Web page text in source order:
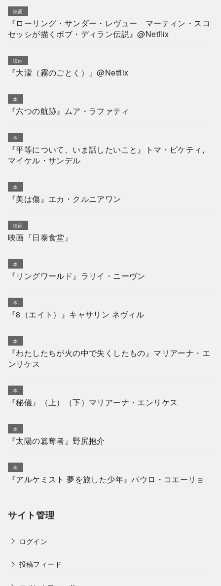
映画
『ローリング・サンダー・レヴュー マーティン・スコ
セッシが描くボブ・ディラン伝説』@Netflix
映画
『大濛（霧のごとく）』@Netflix
本
『六つの航跡』ムア・ラファティ
本
『平等について、いま話したいこと』トマ・ピケティ,
マイケル・サンデル
本
『美は傷』エカ・クルニアワン
映画
映画『日泰食堂』
本
『リングワールド』ラリイ・ニーヴン
本
『8（エイト）』キャサリン ネヴィル
本
『わたしたちが火の中で失くしたもの』マリアーナ・エ
ンリケス
本
『秘儀』（上）（下）マリアーナ・エンリケス
本
『太陽の簒奪者』野尻抱介
本
『アルケミスト 夢を旅した少年』パウロ・コエーリョ
サイト管理
ログイン
投稿フィード